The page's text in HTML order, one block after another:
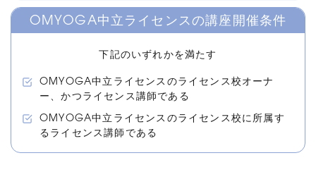
OMYOGA中立ライセンスの講座開催条件
下記のいずれかを満たす
OMYOGA中立ライセンスのライセンス校オーナ
ー、かつライセンス講師である
OMYOGA中立ライセンスのライセンス校に所属す
るライセンス講師である